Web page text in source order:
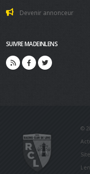
Devenir annonceur
SUIVRE MADEINLENS
©